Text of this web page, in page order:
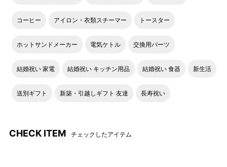
コーヒー アイロン・衣類スチーマー トースター
ホットサンドメーカー 電気ケトル 交換用パーツ
結婚祝い 家電 結婚祝い キッチン用品 結婚祝い 食器 新生活
送別ギフト 新築・引越しギフト 友達 長寿祝い
CHECK ITEM チェックしたアイテム